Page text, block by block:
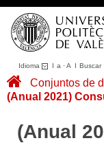
Idioma I a ·A I Buscar
Conjuntos de datos
Áreas
Portal de Transparencia
Conjuntos de
(Anual 2021)
(Anual